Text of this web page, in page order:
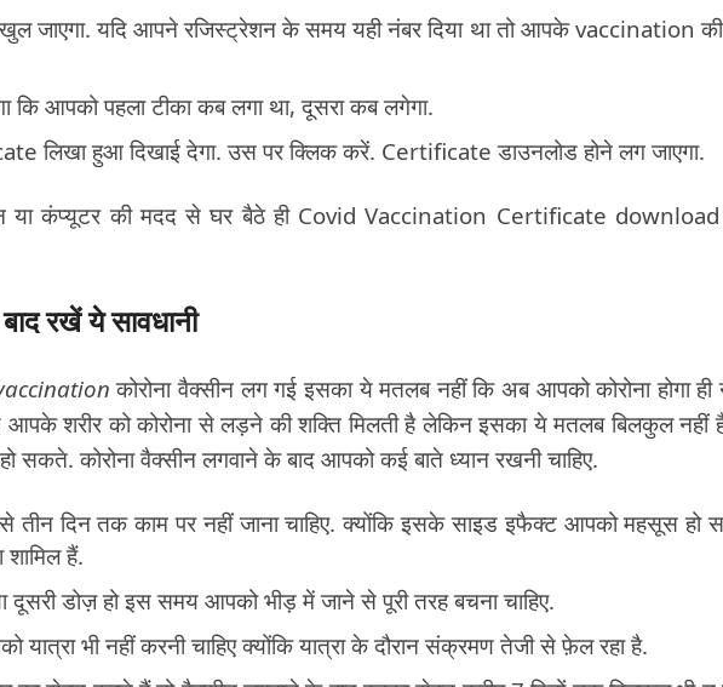
जाएगा. यदि आपने रजिस्ट्रेशन के समय यही नंबर दिया था तो आपके vaccination की
कि आपको पहला टीका कब लगा था, दूसरा कब लगेगा.
लिखा हुआ दिखाई देगा. उस पर क्लिक करें. Certificate डाउनलोड होने लग जाएगा.
या कंप्यूटर की मदद से घर बैठे ही Covid Vaccination Certificate
रखें ये सावधानी
कोरोना वैक्सीन लग गई इसका ये मतलब नहीं कि अब आपको कोरोना होगा ही
आपके शरीर को कोरोना से लड़ने की शक्ति मिलती है लेकिन इसका ये मतलब बिलकुल नहीं
सकते. कोरोना वैक्सीन लगवाने के बाद आपको कई बाते ध्यान रखनी चाहिए.
तीन दिन तक काम पर नहीं जाना चाहिए. क्योंकि इसके साइड इफैक्ट आपको महसूस हो
हैं.
दूसरी डोज़ हो इस समय आपको भीड़ में जाने से पूरी तरह बचना चाहिए.
यात्रा भी नहीं करनी चाहिए क्योंकि यात्रा के दौरान संक्रमण तेजी से फ़ेल रहा है.